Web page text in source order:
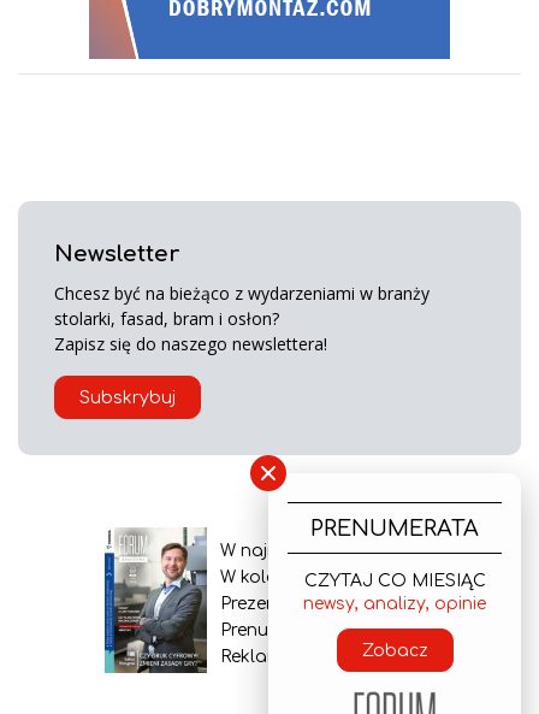
Newsletter
Chcesz być na bieżąco z wydarzeniami w branży
stolarki, fasad, bram i osłon?
Zapisz się do naszego newslettera!
Subskrybuj
W najnowszym wydaniu
W kolejnym numerze
Prezentacja gazety
Prenumerata
Reklama
×
PRENUMERATA
CZYTAJ CO MIESIĄC
newsy, analizy, opinie
Zobacz